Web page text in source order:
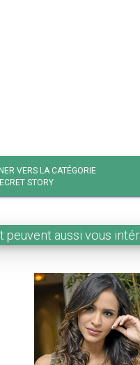
VERS LA CATÉGORIE
STORY
peuvent aussi vous